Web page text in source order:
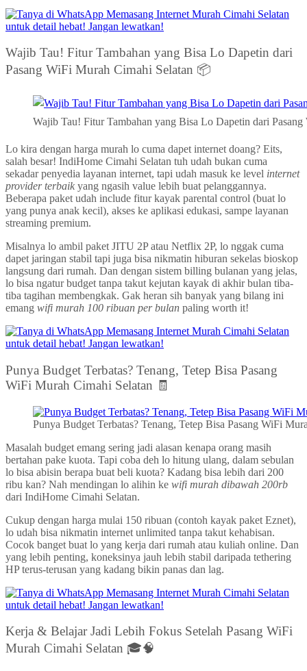
Wajib Tau! Fitur Tambahan yang Bisa Lo Dapetin dari
Pasang WiFi Murah Cimahi Selatan 📦
Wajib Tau! Fitur Tambahan yang Bisa Lo Dapetin dari
Lo kira dengan harga murah lo cuma dapet internet doang? Eits,
salah besar! IndiHome Cimahi Selatan tuh udah bukan cuma
sekadar penyedia layanan internet, tapi udah masuk ke level internet
provider terbaik yang ngasih value lebih buat pelanggannya.
Beberapa paket udah include fitur kayak parental control (buat lo
yang punya anak kecil), akses ke aplikasi edukasi, sampe layanan
streaming premium.
Misalnya lo ambil paket JITU 2P atau Netflix 2P, lo nggak cuma
dapet jaringan stabil tapi juga bisa nikmatin hiburan sekelas bioskop
langsung dari rumah. Dan dengan sistem billing bulanan yang jelas,
lo bisa ngatur budget tanpa takut kejutan kayak di akhir bulan tiba-
tiba tagihan membengkak. Gak heran sih banyak yang bilang ini
emang wifi murah 100 ribuan per bulan paling worth it!
Punya Budget Terbatas? Tenang, Tetep Bisa Pasang
WiFi Murah Cimahi Selatan 🧾
Punya Budget Terbatas? Tenang, Tetep Bisa Pasang WiFi
Masalah budget emang sering jadi alasan kenapa orang masih
bertahan pake kuota. Tapi coba deh lo hitung ulang, dalam sebulan
lo bisa abisin berapa buat beli kuota? Kadang bisa lebih dari 200
ribu kan? Nah mendingan lo alihin ke wifi murah dibawah 200rb
dari IndiHome Cimahi Selatan.
Cukup dengan harga mulai 150 ribuan (contoh kayak paket Eznet),
lo udah bisa nikmatin internet unlimited tanpa takut kehabisan.
Cocok banget buat lo yang kerja dari rumah atau kuliah online. Dan
yang lebih penting, koneksinya jauh lebih stabil daripada tethering
HP terus-terusan yang kadang bikin panas dan lag.
Kerja & Belajar Jadi Lebih Fokus Setelah Pasang WiFi
Murah Cimahi Selatan 🎓🧠